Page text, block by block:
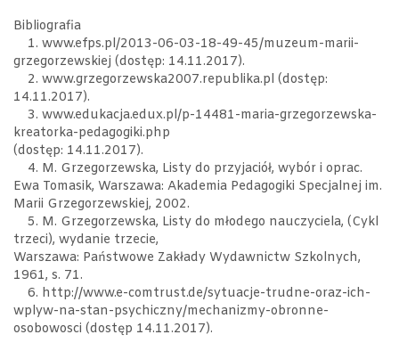
Bibliografia
1. www.efps.pl/2013-06-03-18-49-45/muzeum-marii-
grzegorzewskiej (dostęp: 14.11.2017).
2. www.grzegorzewska2007.republika.pl (dostęp:
14.11.2017).
3. www.edukacja.edux.pl/p-14481-maria-grzegorzewska-
kreatorka-pedagogiki.php
(dostęp: 14.11.2017).
4. M. Grzegorzewska, Listy do przyjaciół, wybór i oprac.
Ewa Tomasik, Warszawa: Akademia Pedagogiki Specjalnej im.
Marii Grzegorzewskiej, 2002.
5. M. Grzegorzewska, Listy do młodego nauczyciela, (Cykl
trzeci), wydanie trzecie,
Warszawa: Państwowe Zakłady Wydawnictw Szkolnych,
1961, s. 71.
6. http://www.e-comtrust.de/sytuacje-trudne-oraz-ich-
wplyw-na-stan-psychiczny/mechanizmy-obronne-
osobowosci (dostęp 14.11.2017).